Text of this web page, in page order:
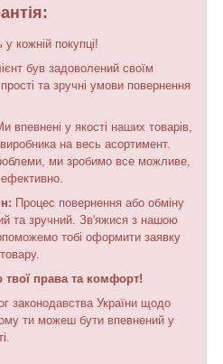
кожній покупці!
був задоволений своїм
та зручні умови повернення
впевнені у якості наших товарів,
на весь асортимент.
ми зробимо все можливе,
Процес повернення або обміну
та зручний. Зв'яжися з нашою
тобі оформити заявку
права та комфорт!
законодавства України щодо
ти можеш бути впевнений у